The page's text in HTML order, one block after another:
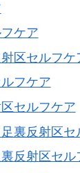
ケア
区セルフケ
フケア
セルフケア
裏反射区セ
反射区セル